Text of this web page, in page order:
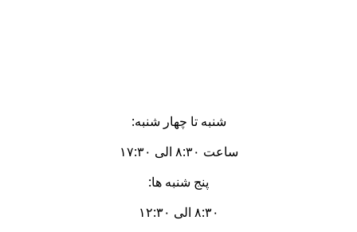
شنبه تا چهار شنبه:
ساعت ۸:۳۰ الی ۱۷:۳۰
پنج شنبه ها:
۸:۳۰ الی ۱۲:۳۰